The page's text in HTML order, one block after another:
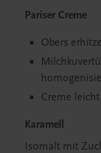
Pariser Creme
Obers
Creme
Karamell
Isomalt mit